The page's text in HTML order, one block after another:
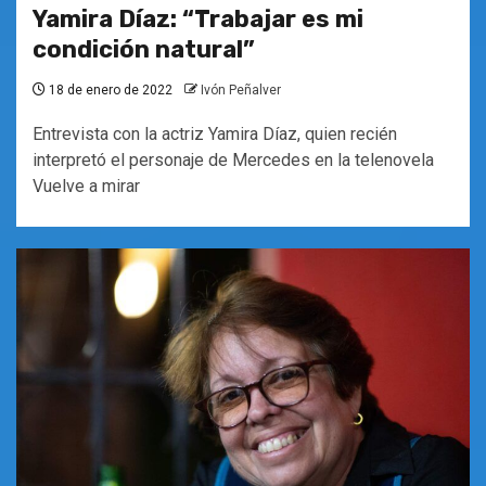
Yamira Díaz: “Trabajar es mi
condición natural”
18 de enero de 2022 Ivón Peñalver
Entrevista con la actriz Yamira Díaz, quien recién
interpretó el personaje de Mercedes en la telenovela
Vuelve a mirar